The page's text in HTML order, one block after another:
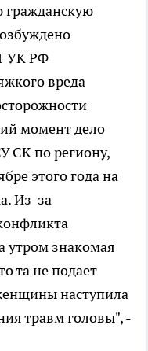
гражданскую
УК РФ
вреда
момент дело
СК по региону,
этого года на
Из-за
утром знакомая
та не подает
наступила
травм головы", -